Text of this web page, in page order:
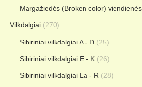
Margažiedės (Broken color) viendienės
Vilkdalgiai (270)
Sibiriniai vilkdalgiai A - D (25)
Sibiriniai vilkdalgiai E - K (26)
Sibiriniai vilkdalgiai La - R (28)